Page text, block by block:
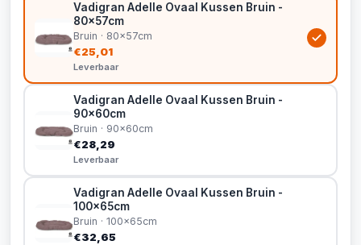
Vadigran Adelle Ovaal Kussen Bruin -
80x57cm
Bruin · 80x57cm
€25,01
Leverbaar
Vadigran Adelle Ovaal Kussen Bruin -
90x60cm
Bruin · 90x60cm
€28,29
Leverbaar
Vadigran Adelle Ovaal Kussen Bruin -
100x65cm
Bruin · 100x65cm
€32,65